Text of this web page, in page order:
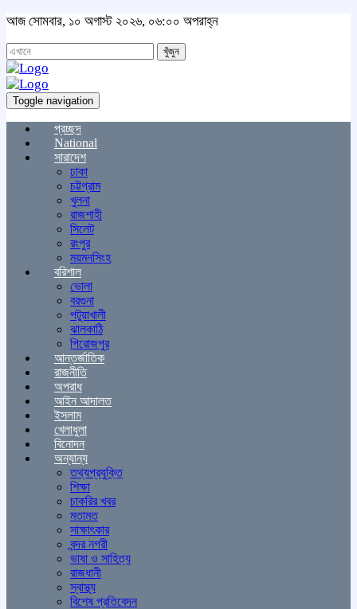
আজ সোমবার, ১০ অগাস্ট ২০২৬, ০৬:০০ অপরাহ্ন
খুঁজুন
Toggle navigation
প্রচ্ছদ
National
সারাদেশ
ঢাকা
চট্টগ্রাম
খুলনা
রাজশাহী
সিলেট
রংপুর
ময়মনসিংহ
বরিশাল
ভোলা
বরগুনা
পটুয়াখালী
ঝালকাঠি
পিরোজপুর
আন্তর্জাতিক
রাজনীতি
অপরাধ
আইন আদালত
ইসলাম
খেলাধুলা
বিনোদন
অন্যান্য
তথ্যপ্রযুক্তি
শিক্ষা
চাকরির খবর
মতামত
সাক্ষাৎকার
বন্দর নগরী
ভাষা ও সাহিত্য
রাজধানী
স্বাস্থ্য
বিশেষ প্রতিবেদন